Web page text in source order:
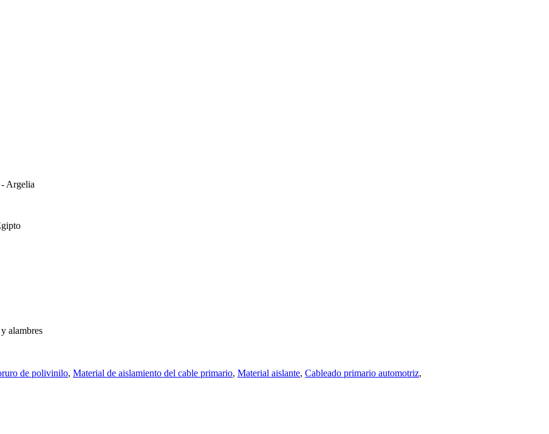
Argelia
alambres
de polivinilo, Material de aislamiento del cable primario, Material aislante, Cableado primario automotriz,